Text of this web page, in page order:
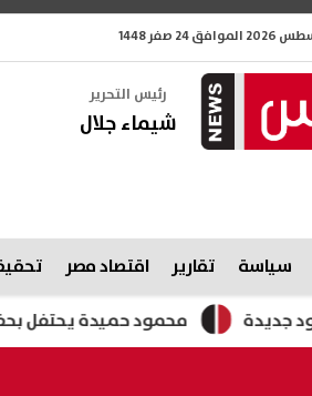
رئيس التحرير
شيماء جلال
سياسة تقارير اقتصاد مصر
محمود حميدة يحتفل بحفل زفاف